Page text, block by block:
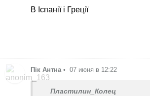
В Іспанії і Греції
Пік Антна • 07 июня в 12:22
Пластилин_Колец